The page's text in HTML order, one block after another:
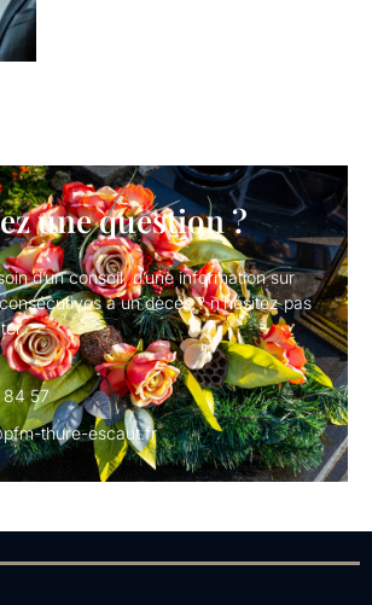
une question ?
d’un conseil, d’une information sur
à un dècés ? n’hésitez pas
57
thure-escaut.fr